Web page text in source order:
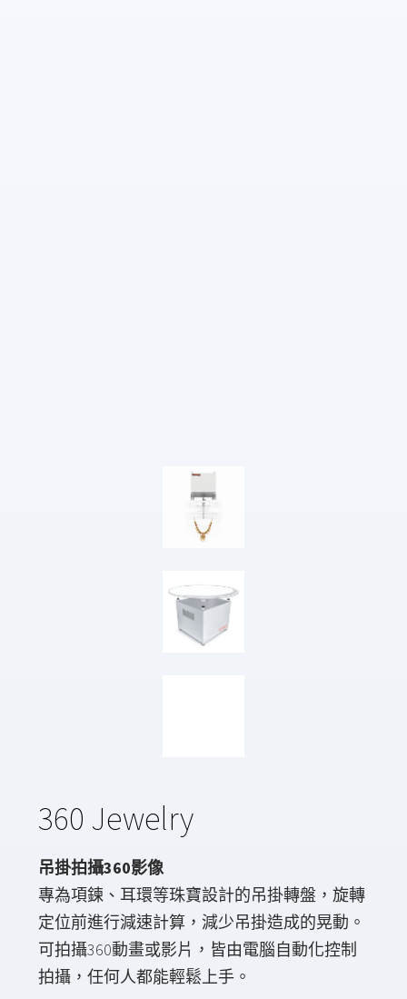
360 Jewelry
吊掛拍攝360影像
專為項鍊、耳環等珠寶設計的吊掛轉盤，旋轉
定位前進行減速計算，減少吊掛造成的晃動。
可拍攝360動畫或影片，皆由電腦自動化控制
拍攝，任何人都能輕鬆上手。